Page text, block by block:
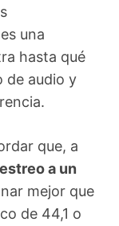
una
hasta qué
de audio y
que, a
a un
mejor que
de 44,1 o